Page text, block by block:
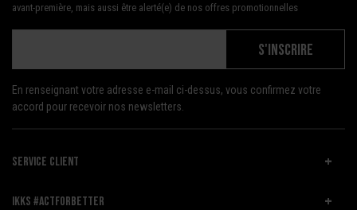
avant-première, mais aussi être alerté(e) de nos offres promotionnelles
S'INSCRIRE
En renseignant votre adresse e-mail ci-dessus, vous confirmez votre
accord pour recevoir nos newsletters.
SERVICE CLIENT
IKKS #ACTFORBETTER